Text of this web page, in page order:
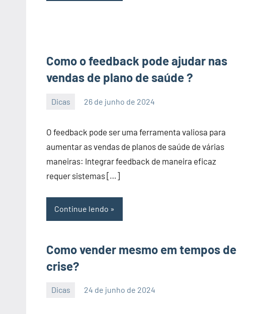
Como o feedback pode ajudar nas
vendas de plano de saúde ?
Dicas 26 de junho de 2024
O feedback pode ser uma ferramenta valiosa para
aumentar as vendas de planos de saúde de várias
maneiras: Integrar feedback de maneira eficaz
requer sistemas […]
Continue lendo
Como vender mesmo em tempos de
crise?
Dicas 24 de junho de 2024